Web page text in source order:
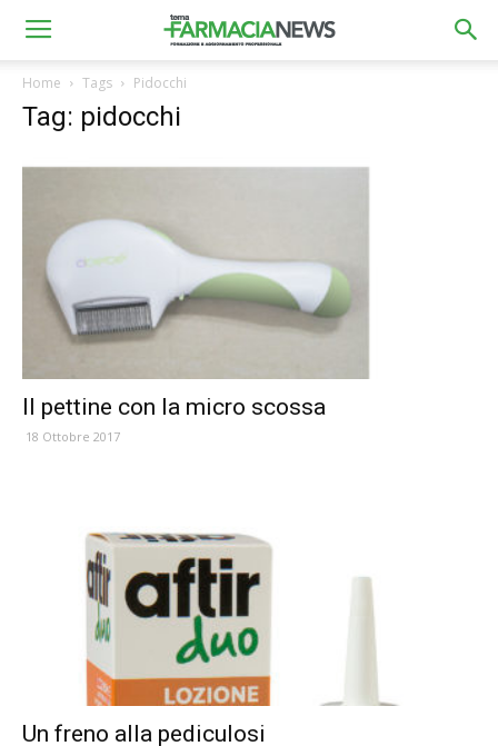
Home Tags Pidocchi
Tag: pidocchi
Il pettine con la micro scossa
18 Ottobre 2017
Un freno alla pediculosi